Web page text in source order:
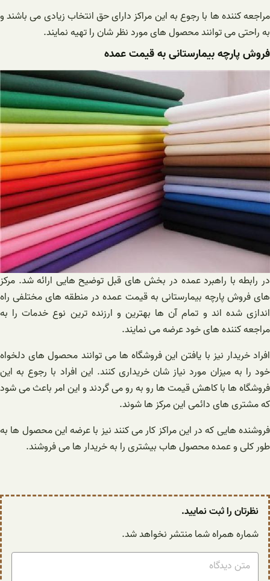
مراجعه کننده ها با رجوع به این مراکز دارای حق انتخاب زیادی می باشند و
به راحتی می توانند محصول های مورد نظر شان را تهیه نمایند.
فروش پارچه بیمارستانی به قیمت عمده
در رابطه با راهبرد عمده در بخش های قبل توضیح هایی ارائه شد. مرکز
های فروش پارچه بیمارستانی به قیمت عمده در منطقه های مختلفی راه
اندازی شده اند و تمام آن ها بهترین و ارزنده ترین نوع خدمات را به
مراجعه کننده های خود عرضه می نمایند.
افراد خریدار نیز با یافتن این فروشگاه ها می توانند محصول های دلخواه
خود را به میزان مورد نیاز شان خریداری کنند. این افراد با رجوع به این
فروشگاه ها با کاهش قیمت ها رو به رو می گردند و این امر باعث می شود
که مشتری های دائمی این مرکز ها شوند.
فروشنده هایی که در این مراکز کار می کنند نیز با عرضه این محصول ها به
طور کلی و عمده محصول هاب بیشتری را به خریدار ها می فروشند.
نظرتان را ثبت نمایید.
شماره همراه شما منتشر نخواهد شد.